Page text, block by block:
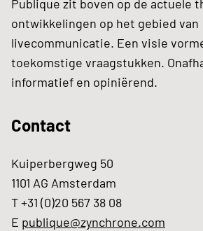
Publique zit boven op de actuele
ontwikkelingen op het gebied van
livecommunicatie. Een visie
toekomstige vraagstukken.
informatief en opiniërend.
Contact
Kuiperbergweg 50
1101 AG Amsterdam
T +31 (0)20 567 38 08
E publique@zynchrone.com